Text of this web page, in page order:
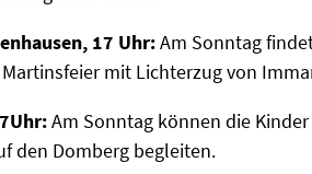
17 Uhr:Am Sonntag
mit Lichterzug von
Am Sonntag können die
den Domberg begleiten.